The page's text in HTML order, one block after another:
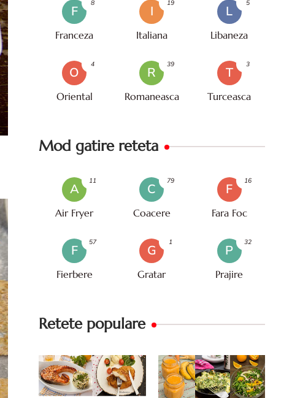
F
Franceza
8
I
Italiana
19
L
Libaneza
5
O
Oriental
4
R
Romaneasca
39
T
Turceasca
3
Mod gatire reteta
A
Air Fryer
11
C
Coacere
79
F
Fara Foc
16
F
Fierbere
57
G
Gratar
1
P
Prajire
32
Retete populare